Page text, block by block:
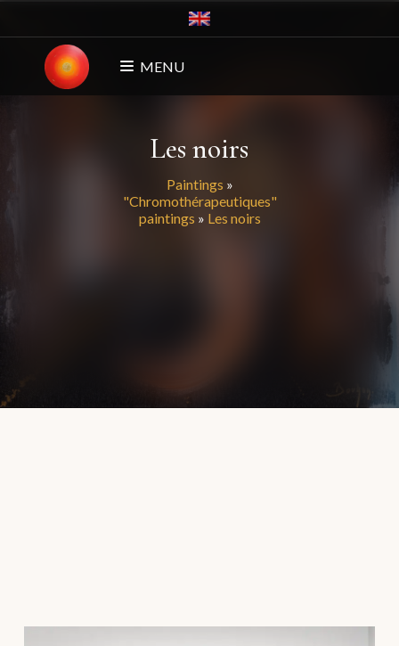
MENU
Les noirs
Paintings »
"Chromothérapeutiques"
paintings » Les noirs